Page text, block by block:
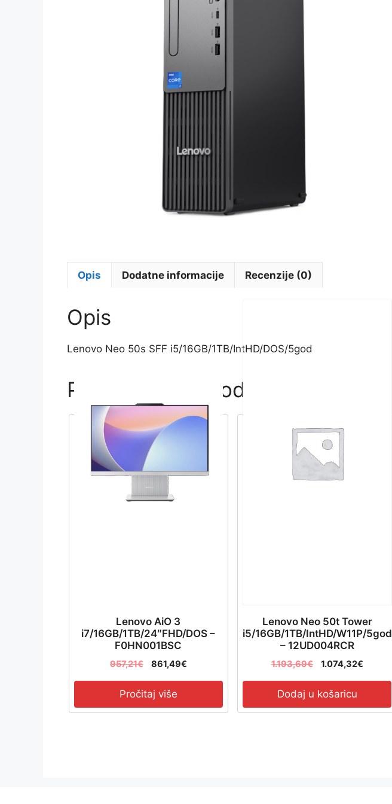
Opis Dodatne informacije Recenzije (0)
Opis
Lenovo Neo 50s SFF i5/16GB/1TB/IntHD/DOS/5god
Povezani proizvodi
Lenovo AiO 3
i7/16GB/1TB/24″FHD/DOS –
F0HN001BSC
957,21€ 861,49€
Pročitaj više
Lenovo Neo 50t Tower
i5/16GB/1TB/IntHD/W11P/5god
– 12UD004RCR
1.193,69€ 1.074,32€
Dodaj u košaricu